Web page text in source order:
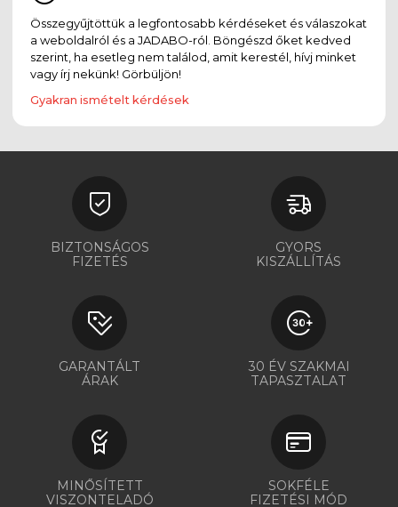
Összegyűjtöttük a legfontosabb kérdéseket és válaszokat
a weboldalról és a JADABO-ról. Böngészd őket kedved
szerint, ha esetleg nem találod, amit kerestél, hívj minket
vagy írj nekünk! Görbüljön!
Gyakran ismételt kérdések
BIZTONSÁGOS
FIZETÉS
GYORS
KISZÁLLÍTÁS
GARANTÁLT
ÁRAK
30 ÉV SZAKMAI
TAPASZTALAT
MINŐSÍTETT
VISZONTELADÓ
SOKFÉLE
FIZETÉSI MÓD